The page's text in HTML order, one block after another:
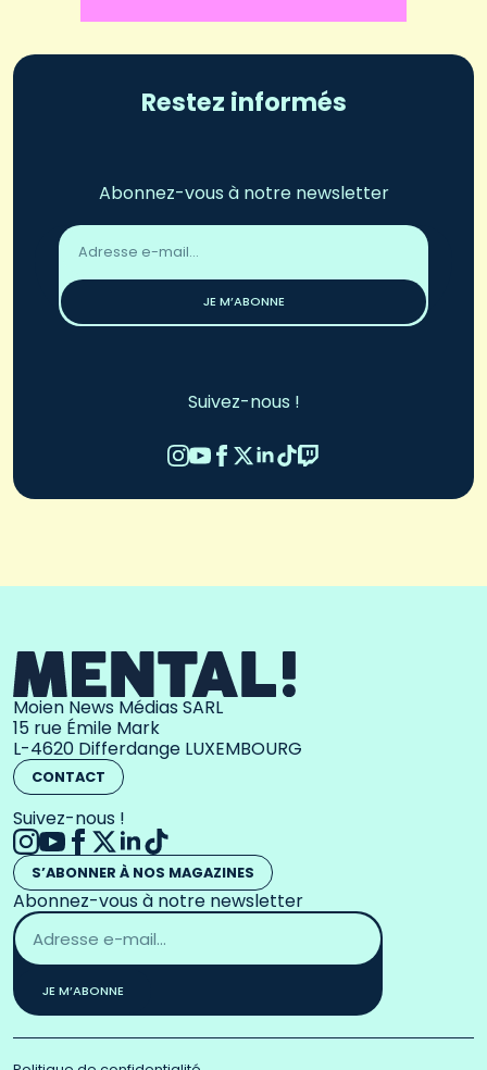
Restez informés
Abonnez-vous à notre newsletter
Adresse
email
JE M’ABONNE
Suivez-nous !
Moien News Médias SARL
15 rue Émile Mark
L-4620 Differdange LUXEMBOURG
CONTACT
Suivez-nous !
S’ABONNER À NOS MAGAZINES
Abonnez-vous à notre newsletter
Adresse
email
*
JE M’ABONNE